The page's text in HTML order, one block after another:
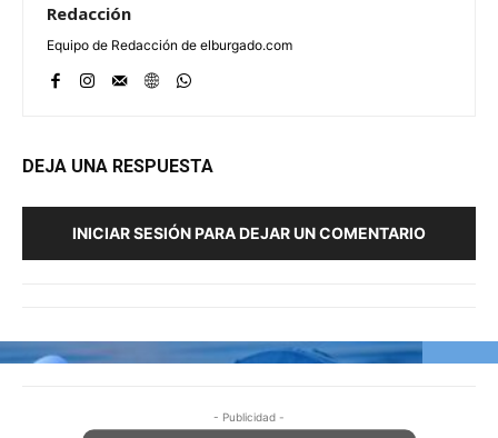
Redacción
Equipo de Redacción de elburgado.com
DEJA UNA RESPUESTA
INICIAR SESIÓN PARA DEJAR UN COMENTARIO
- Publicidad -